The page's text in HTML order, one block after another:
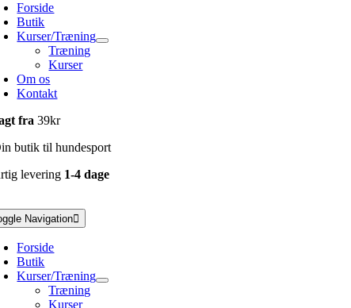
Forside
Butik
Kurser/Træning
Træning
Kurser
Om os
Kontakt
fra39kr
butik til hundesport
levering 1-4 dage
Navigation
Forside
Butik
Kurser/Træning
Træning
Kurser